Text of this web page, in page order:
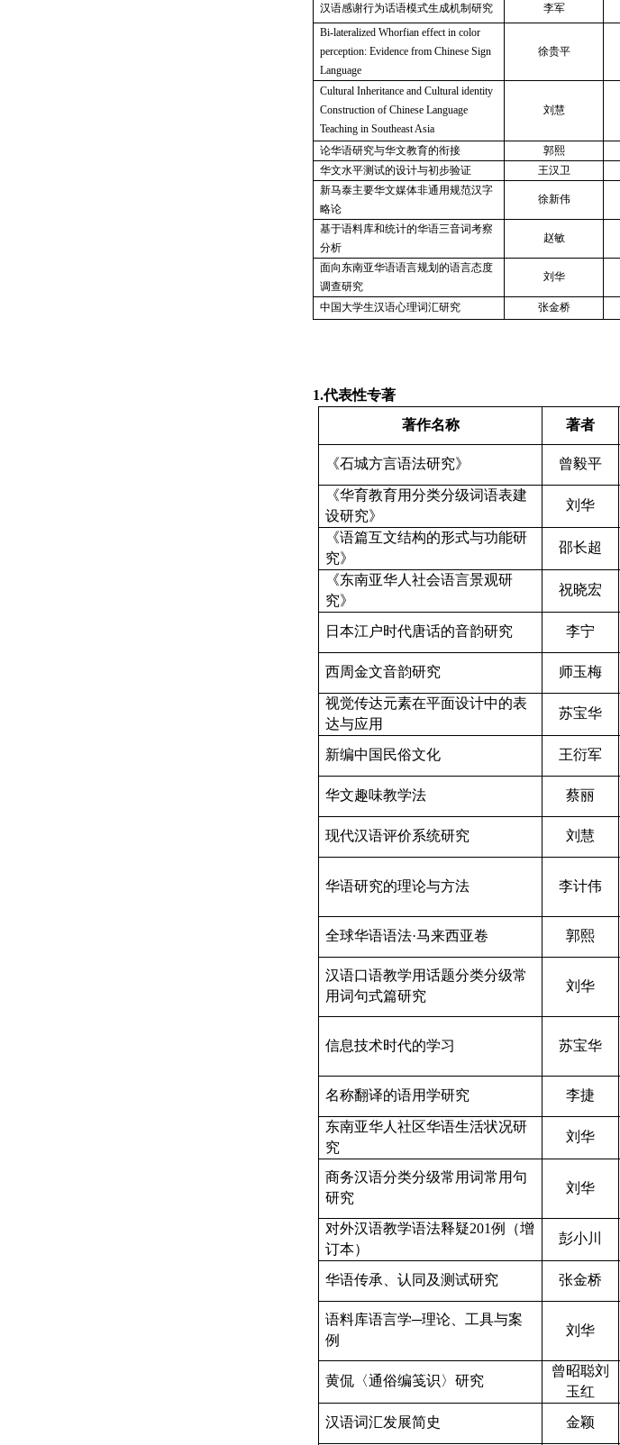
汉语感谢行为话语模式生成机制研究
李军
Bi-lateralized Whorfian effect in color
perception: Evidence from Chinese Sign
Language
徐贵平
Cultural Inheritance and Cultural identity
Construction of Chinese Language
Teaching in Southeast Asia
刘慧
论华语研究与华文教育的衔接 郭熙
华文水平测试的设计与初步验证
王汉卫
新马泰主要华文媒体非通用规范汉字
略论
徐新伟
基于语料库和统计的华语三音词考察
分析
赵敏
面向东南亚华语语言规划的语言态度
调查研究
刘华
中国大学生汉语心理词汇研究 张金桥
1.代表性专著
著作名称
著者
《石城方言语法研究》 曾毅平
《华育教育用分类分级词语表建
设研究》
刘华
《语篇互文结构的形式与功能研
究》
邵长超
《东南亚华人社会语言景观研
究》
祝晓宏
日本江户时代唐话的音韵研究 李宁
西周金文音韵研究 师玉梅
视觉传达元素在平面设计中的表
达与应用
苏宝华
新编中国民俗文化 王衍军
华文趣味教学法 蔡丽
现代汉语评价系统研究 刘慧
华语研究的理论与方法 李计伟
全球华语语法·马来西亚卷 郭熙
汉语口语教学用话题分类分级常
用词句式篇研究
刘华
信息技术时代的学习 苏宝华
名称翻译的语用学研究 李捷
东南亚华人社区华语生活状况研
究
刘华
商务汉语分类分级常用词常用句
研究
刘华
对外汉语教学语法释疑201例（增
订本）
彭小川
华语传承、认同及测试研究 张金桥
语料库语言学─理论、工具与案
例
刘华
黄侃〈通俗编笺识〉研究
曾昭聪刘
玉红
汉语词汇发展简史 金颖